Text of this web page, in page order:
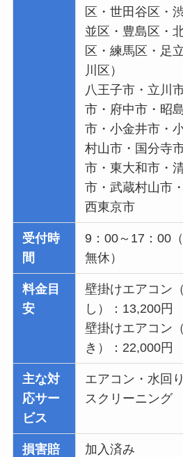
区・世田谷区・
並区・豊島区・
区・練馬区・足
川区）
八王子市・立川
市・府中市・昭
市・小金井市・
村山市・国分寺
市・東大和市・
市・武蔵村山市
西東京市
受付時
間
9：00～17：00
無休）
料金目
安
壁掛けエアコン
し）：13,200円
壁掛けエアコン
き）：22,000円
主な対
応サー
ビス
エアコン・水回
スクリーニング
損害賠
加入済み